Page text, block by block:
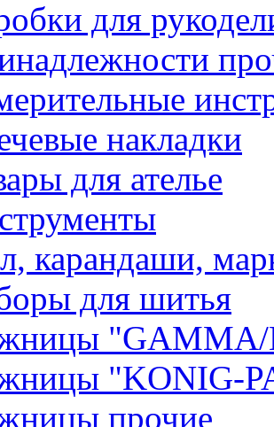
для
накладки
для ателье
карандаши,
для шитья
"GAMMA/
"KONIG-
прочие